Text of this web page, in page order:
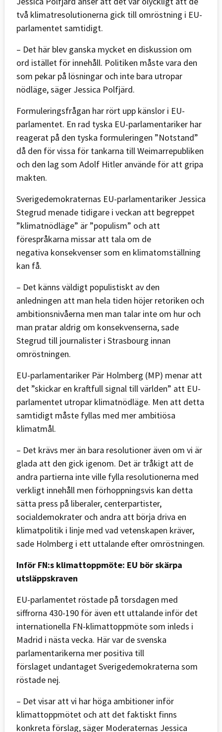
två klimatresolutionerna gick till omröstning i EU-
parlamentet samtidigt.
– Det här blev ganska mycket en diskussion om
ord istället för innehåll. Politiken måste vara den
som pekar på lösningar och inte bara utropar
nödläge, säger Jessica Polfjärd.
Formuleringsfrågan har rört upp känslor i EU-
parlamentet. En rad tyska EU-parlamentariker har
reagerat på den tyska formuleringen ”Notstand”
då den för vissa för tankarna till Weimarrepubliken
och den lag som Adolf Hitler använde för att gripa
makten.
Sverigedemokraternas EU-parlamentariker Jessica
Stegrud menade tidigare i veckan att begreppet
”klimatnödläge” är ”populism” och att
förespråkarna missar att tala om de
negativa konsekvenser som en klimatomställning
kan få.
– Det känns väldigt populistiskt av den
anledningen att man hela tiden höjer retoriken och
ambitionsnivåerna men man talar inte om hur och
man pratar aldrig om konsekvenserna, sade
Stegrud till journalister i Strasbourg innan
omröstningen.
EU-parlamentariker Pär Holmberg (MP) menar att
det ”skickar en kraftfull signal till världen” att EU-
parlamentet utropar klimatnödläge. Men att detta
samtidigt måste fyllas med mer ambitiösa
klimatmål.
– Det krävs mer än bara resolutioner även om vi är
glada att den gick igenom. Det är tråkigt att de
andra partierna inte ville fylla resolutionerna med
verkligt innehåll men förhoppningsvis kan detta
sätta press på liberaler, centerpartister,
socialdemokrater och andra att börja driva en
klimatpolitik i linje med vad vetenskapen kräver,
sade Holmberg i ett uttalande efter omröstningen.
Inför FN:s klimattoppmöte: EU bör skärpa
utsläppskraven
EU-parlamentet röstade på torsdagen med
siffrorna 430-190 för även ett uttalande inför det
internationella FN-klimattoppmöte som inleds i
Madrid i nästa vecka. Här var de svenska
parlamentarikerna mer positiva till
förslaget undantaget Sverigedemokraterna som
röstade nej.
– Det visar att vi har höga ambitioner inför
klimattoppmötet och att det faktiskt finns
konkreta förslag, säger Moderaternas Jessica